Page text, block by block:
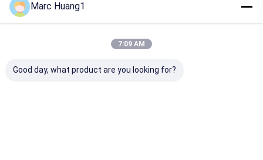
Συνιστώμενα Προϊόντα
Marc Huang1
7:09 AM
Good day, what product are you looking for?